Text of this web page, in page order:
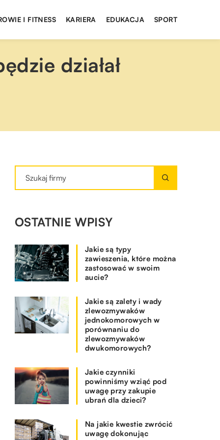
I FITNESS KARIERA EDUKACJA SPORT
działał
OSTATNIE WPISY
Jakie są typy
zawieszenia, które można
zastosować w swoim
aucie?
Jakie są zalety i wady
zlewozmywaków
jednokomorowych w
porównaniu do
zlewozmywaków
dwukomorowych?
Jakie czynniki
powinniśmy wziąć pod
uwagę przy zakupie
ubrań dla dzieci?
Na jakie kwestie zwrócić
uwagę dokonując